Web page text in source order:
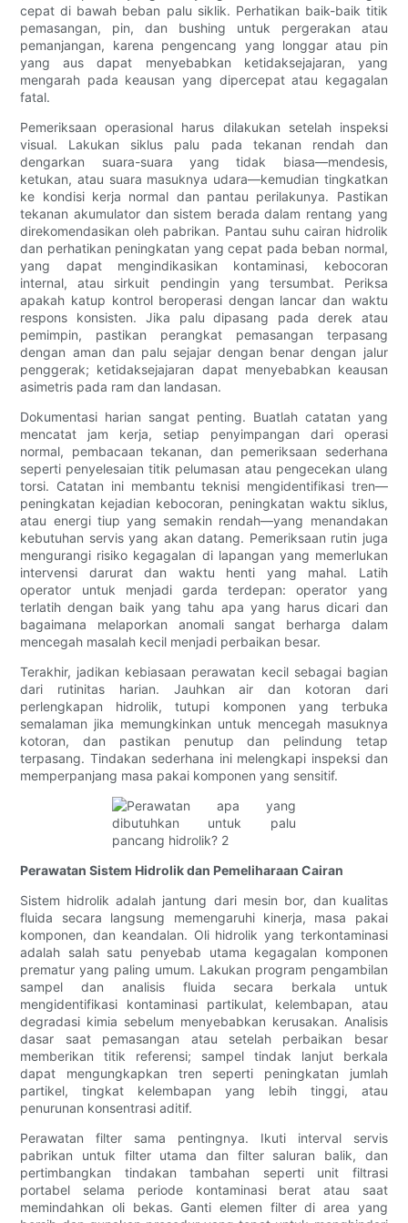
cepat di bawah beban palu siklik. Perhatikan baik-baik titik
pemasangan, pin, dan bushing untuk pergerakan atau
pemanjangan, karena pengencang yang longgar atau pin
yang aus dapat menyebabkan ketidaksejajaran, yang
mengarah pada keausan yang dipercepat atau kegagalan
fatal.
Pemeriksaan operasional harus dilakukan setelah inspeksi
visual. Lakukan siklus palu pada tekanan rendah dan
dengarkan suara-suara yang tidak biasa—mendesis,
ketukan, atau suara masuknya udara—kemudian tingkatkan
ke kondisi kerja normal dan pantau perilakunya. Pastikan
tekanan akumulator dan sistem berada dalam rentang yang
direkomendasikan oleh pabrikan. Pantau suhu cairan hidrolik
dan perhatikan peningkatan yang cepat pada beban normal,
yang dapat mengindikasikan kontaminasi, kebocoran
internal, atau sirkuit pendingin yang tersumbat. Periksa
apakah katup kontrol beroperasi dengan lancar dan waktu
respons konsisten. Jika palu dipasang pada derek atau
pemimpin, pastikan perangkat pemasangan terpasang
dengan aman dan palu sejajar dengan benar dengan jalur
penggerak; ketidaksejajaran dapat menyebabkan keausan
asimetris pada ram dan landasan.
Dokumentasi harian sangat penting. Buatlah catatan yang
mencatat jam kerja, setiap penyimpangan dari operasi
normal, pembacaan tekanan, dan pemeriksaan sederhana
seperti penyelesaian titik pelumasan atau pengecekan ulang
torsi. Catatan ini membantu teknisi mengidentifikasi tren—
peningkatan kejadian kebocoran, peningkatan waktu siklus,
atau energi tiup yang semakin rendah—yang menandakan
kebutuhan servis yang akan datang. Pemeriksaan rutin juga
mengurangi risiko kegagalan di lapangan yang memerlukan
intervensi darurat dan waktu henti yang mahal. Latih
operator untuk menjadi garda terdepan: operator yang
terlatih dengan baik yang tahu apa yang harus dicari dan
bagaimana melaporkan anomali sangat berharga dalam
mencegah masalah kecil menjadi perbaikan besar.
Terakhir, jadikan kebiasaan perawatan kecil sebagai bagian
dari rutinitas harian. Jauhkan air dan kotoran dari
perlengkapan hidrolik, tutupi komponen yang terbuka
semalaman jika memungkinkan untuk mencegah masuknya
kotoran, dan pastikan penutup dan pelindung tetap
terpasang. Tindakan sederhana ini melengkapi inspeksi dan
memperpanjang masa pakai komponen yang sensitif.
Perawatan Sistem Hidrolik dan Pemeliharaan Cairan
Sistem hidrolik adalah jantung dari mesin bor, dan kualitas
fluida secara langsung memengaruhi kinerja, masa pakai
komponen, dan keandalan. Oli hidrolik yang terkontaminasi
adalah salah satu penyebab utama kegagalan komponen
prematur yang paling umum. Lakukan program pengambilan
sampel dan analisis fluida secara berkala untuk
mengidentifikasi kontaminasi partikulat, kelembapan, atau
degradasi kimia sebelum menyebabkan kerusakan. Analisis
dasar saat pemasangan atau setelah perbaikan besar
memberikan titik referensi; sampel tindak lanjut berkala
dapat mengungkapkan tren seperti peningkatan jumlah
partikel, tingkat kelembapan yang lebih tinggi, atau
penurunan konsentrasi aditif.
Perawatan filter sama pentingnya. Ikuti interval servis
pabrikan untuk filter utama dan filter saluran balik, dan
pertimbangkan tindakan tambahan seperti unit filtrasi
portabel selama periode kontaminasi berat atau saat
memindahkan oli bekas. Ganti elemen filter di area yang